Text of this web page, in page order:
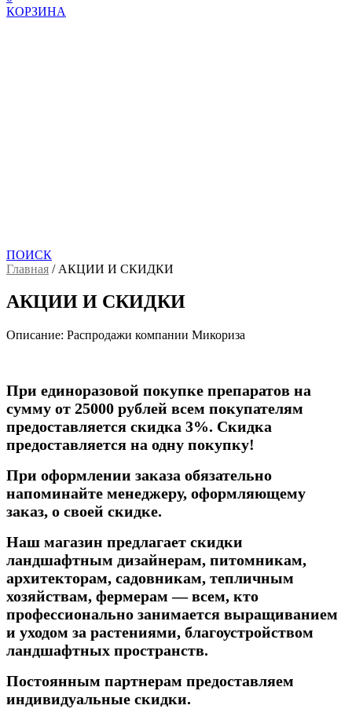
КОРЗИНА
ПОИСК
Главная / АКЦИИ И СКИДКИ
АКЦИИ И СКИДКИ
Описание: Распродажи компании Микориза
При единоразовой покупке препаратов на
сумму от 25000 рублей всем покупателям
предоставляется скидка 3%. Скидка
предоставляется на одну покупку!
При оформлении заказа обязательно
напоминайте менеджеру, оформляющему
заказ, о своей скидке.
Наш магазин предлагает скидки
ландшафтным дизайнерам, питомникам,
архитекторам, садовникам, тепличным
хозяйствам, фермерам — всем, кто
профессионально занимается выращиванием
и уходом за растениями, благоустройством
ландшафтных пространств.
Постоянным партнерам предоставляем
индивидуальные скидки.